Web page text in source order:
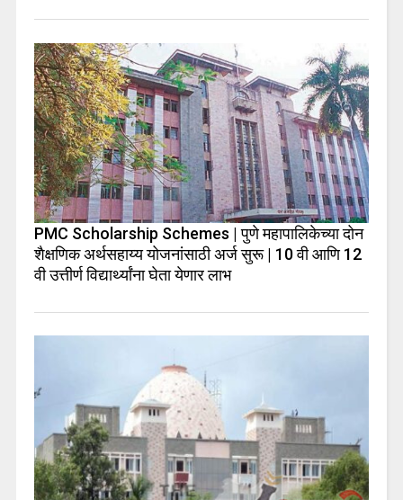
PMC Scholarship Schemes | पुणे महापालिकेच्या दोन
शैक्षणिक अर्थसहाय्य योजनांसाठी अर्ज सुरू | 10 वी आणि 12
वी उत्तीर्ण विद्यार्थ्यांना घेता येणार लाभ